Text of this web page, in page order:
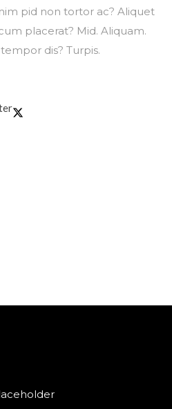
pid non tortor ac? Aliquet
placerat? Mid. Aliquam.
dis? Turpis.